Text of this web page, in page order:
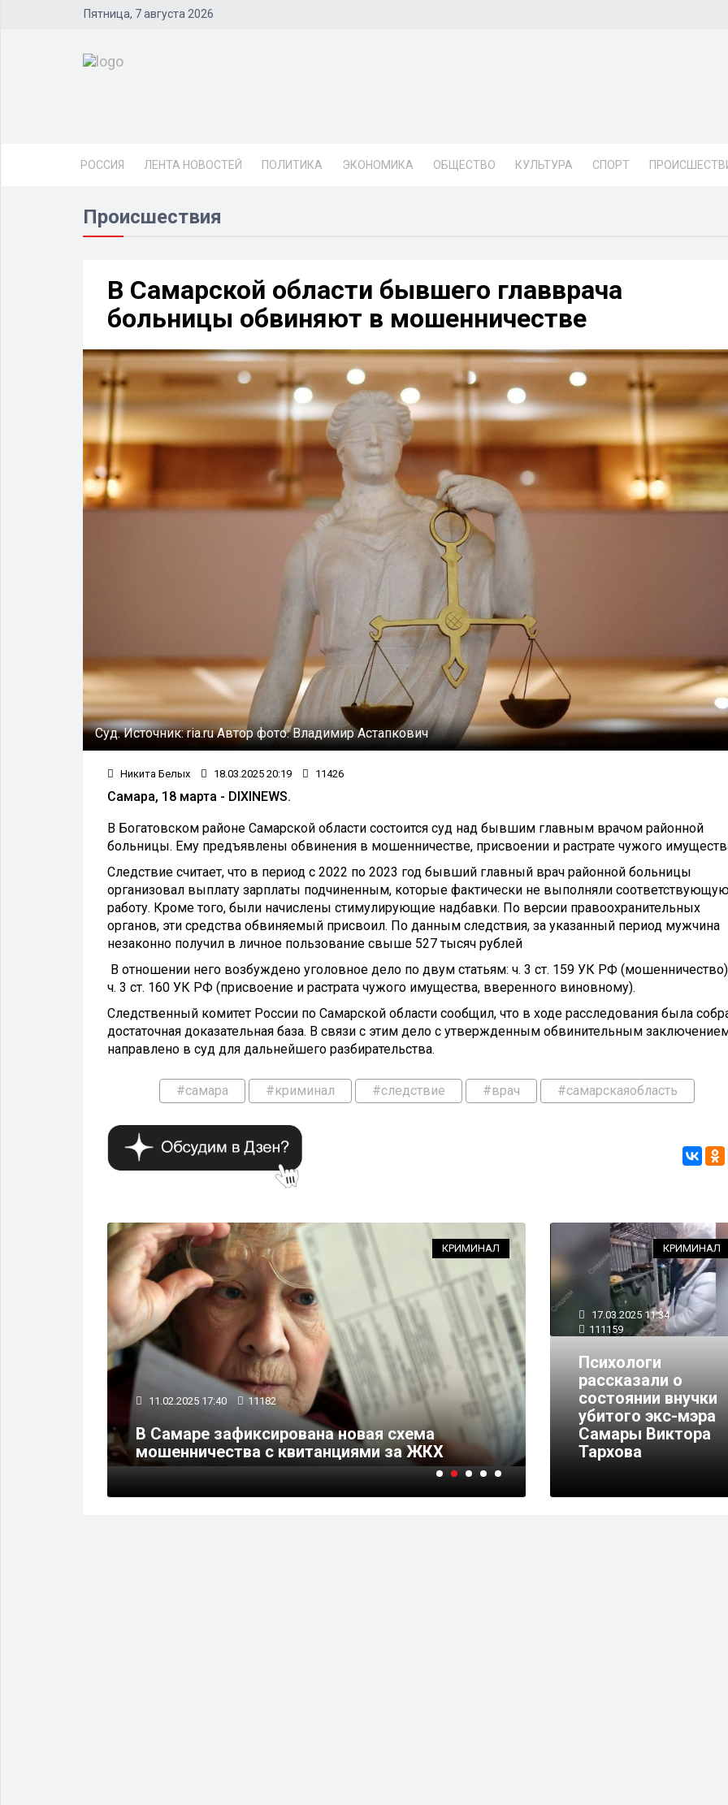
Пятница, 7 августа 2026
РОССИЯ ЛЕНТА НОВОСТЕЙ ПОЛИТИКА ЭКОНОМИКА ОБЩЕСТВО КУЛЬТУРА СПОРТ
Происшествия
В Самарской области бывшего главврача
больницы обвиняют в мошенничестве
Суд.Источник:ria.ruАвтор фото:Владимир Астапкович
Никита Белых 18.03.2025 20:19 11426
Самара, 18 марта - DIXINEWS.
В Богатовском районе Самарской области состоится суд над бывшим главным врачом районной
больницы. Ему предъявлены обвинения в мошенничестве, присвоении и растрате чужого
Следствие считает, что в период с 2022 по 2023 год бывший главный врач районной больницы
организовал выплату зарплаты подчиненным, которые фактически не выполняли
работу. Кроме того, были начислены стимулирующие надбавки. По версии правоохранительных
органов, эти средства обвиняемый присвоил. По данным следствия, за указанный период мужчина
незаконно получил в личное пользование свыше 527 тысяч рублей
В отношении него возбуждено уголовное дело по двум статьям: ч. 3 ст. 159 УК РФ
ч. 3 ст. 160 УК РФ (присвоение и растрата чужого имущества, вверенного виновному).
Следственный комитет России по Самарской области сообщил, что в ходе расследования была
достаточная доказательная база. В связи с этим дело с утвержденным обвинительным
направлено в суд для дальнейшего разбирательства.
#самара #криминал #следствие #врач #самарскаяобласть
КРИМИНАЛ
11.02.2025 17:40 11182
В Самаре зафиксирована новая схема
мошенничества с квитанциями за ЖКХ
07.02.2025 18:49 73716
СК опубликовал
Самары выносит
КРИМИНАЛ
17.03.2025 11:34
111159
Психологи
рассказали о
состоянии внучки
убитого экс-мэра
Самары Виктора
Тархова